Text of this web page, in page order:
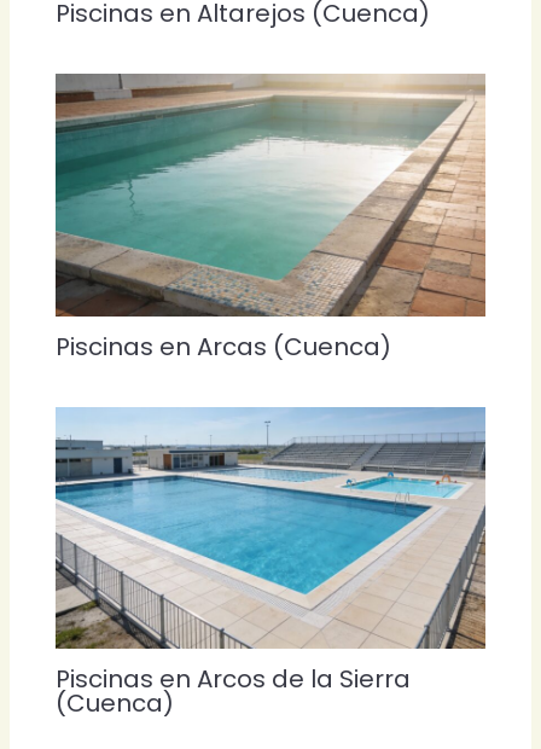
Piscinas en Altarejos (Cuenca)
Piscinas en Arcas (Cuenca)
Piscinas en Arcos de la Sierra
(Cuenca)